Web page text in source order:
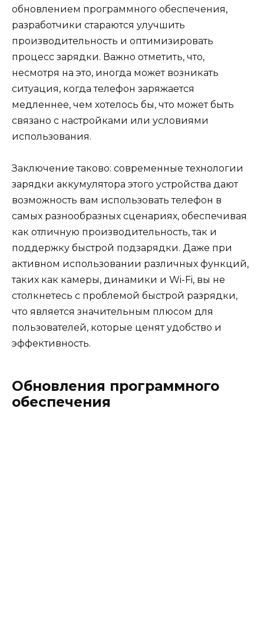
обновлением программного обеспечения,
разработчики стараются улучшить
производительность и оптимизировать
процесс зарядки. Важно отметить, что,
несмотря на это, иногда может возникать
ситуация, когда телефон заряжается
медленнее, чем хотелось бы, что может быть
связано с настройками или условиями
использования.
Заключение таково: современные технологии
зарядки аккумулятора этого устройства дают
возможность вам использовать телефон в
самых разнообразных сценариях, обеспечивая
как отличную производительность, так и
поддержку быстрой подзарядки. Даже при
активном использовании различных функций,
таких как камеры, динамики и Wi-Fi, вы не
столкнетесь с проблемой быстрой разрядки,
что является значительным плюсом для
пользователей, которые ценят удобство и
эффективность.
Обновления программного
обеспечения